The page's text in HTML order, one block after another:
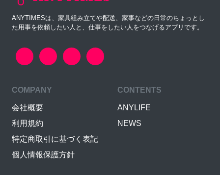
ANYTIMESは、家具組み立てや配送、家事などの日常のちょっとし
た用事を依頼したい人と、仕事をしたい人をつなげるアプリです。
COMPANY
会社概要
利用規約
特定商取引に基づく表記
個人情報保護方針
CONTENTS
ANYLIFE
NEWS